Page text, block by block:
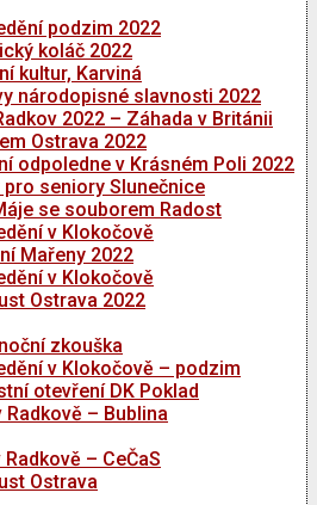
podzim 2022
koláč 2022
kultur, Karviná
národopisné slavnosti 2022
2022 – Záhada v Británii
Ostrava 2022
odpoledne v Krásném Poli 2022
pro seniory Slunečnice
se souborem Radost
v Klokočově
Mařeny 2022
v Klokočově
Ostrava 2022
zkouška
v Klokočově – podzim
otevření DK Poklad
Radkově – Bublina
– CeČaS
Ostrava